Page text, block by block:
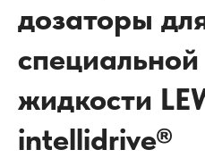
дозаторы
жидкости
intellidrive®